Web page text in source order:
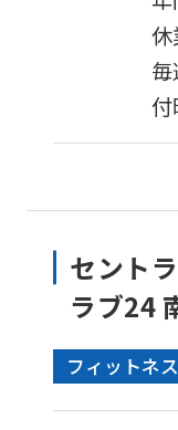
休
セント
ラブ24
フィットネス